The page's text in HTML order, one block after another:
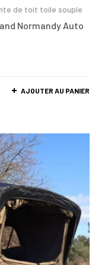
de toit toile souple
Normandy Auto
AJOUTER AU PANIER